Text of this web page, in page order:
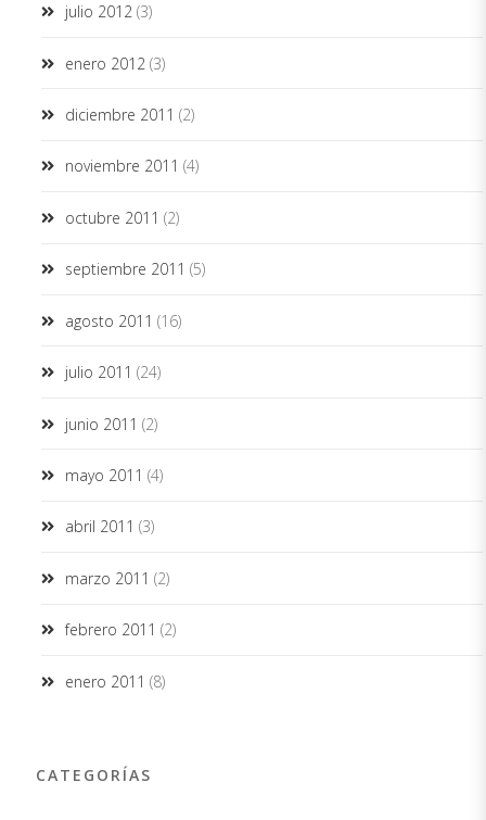
julio 2012 (3)
enero 2012 (3)
diciembre 2011 (2)
noviembre 2011 (4)
octubre 2011 (2)
septiembre 2011 (5)
agosto 2011 (16)
julio 2011 (24)
junio 2011 (2)
mayo 2011 (4)
abril 2011 (3)
marzo 2011 (2)
febrero 2011 (2)
enero 2011 (8)
CATEGORÍAS